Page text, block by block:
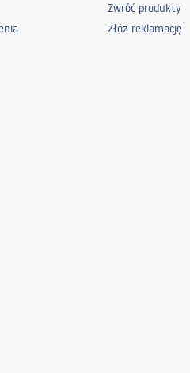
Zwróć produkty
Złóż reklamację